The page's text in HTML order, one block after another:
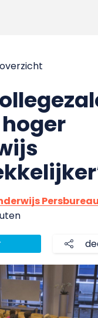
hoger
Persbureau